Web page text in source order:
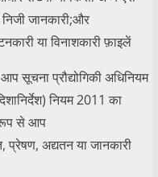
जानकारी;और
या विनाशकारी फ़ाइलें
सूचना प्रौद्योगिकी अधिनियम
नियम 2011 का
से आप
प्रेषण, अद्यतन या जानकारी